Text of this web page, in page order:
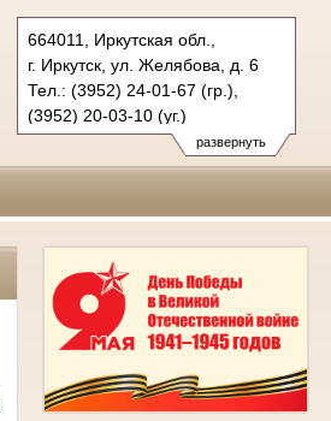
развернуть
664011, Иркутская обл.,
г. Иркутск, ул. Желябова, д. 6
Тел.: (3952) 24-01-67 (гр.),
(3952) 20-03-10 (уг.)
kirovsky.irk@sudrf.ru